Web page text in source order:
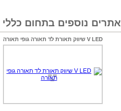
אתרים נוספים בתחום כללי
V LED שיווק תאורת לד תאורה גופי תאורה